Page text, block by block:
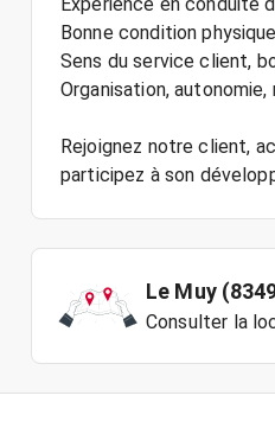
Bonne condition
Sens du service client,
Organisation,
Rejoignez notre client,
participez à son
Le Muy
Consulter la